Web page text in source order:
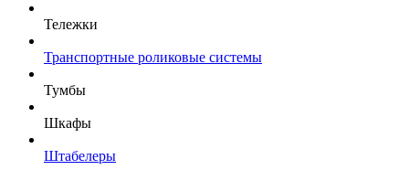
Тележки
Транспортные роликовые системы
Тумбы
Шкафы
Штабелеры